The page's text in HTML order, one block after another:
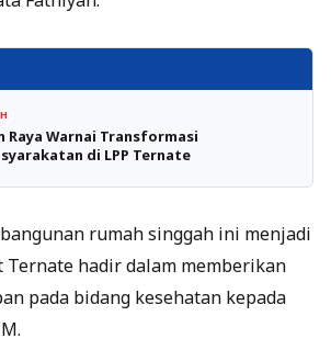
Raya Warnai Transformasi
di LPP Ternate
rumah singgah ini menjadi
hadir dalam memberikan
pada bidang kesehatan kepada